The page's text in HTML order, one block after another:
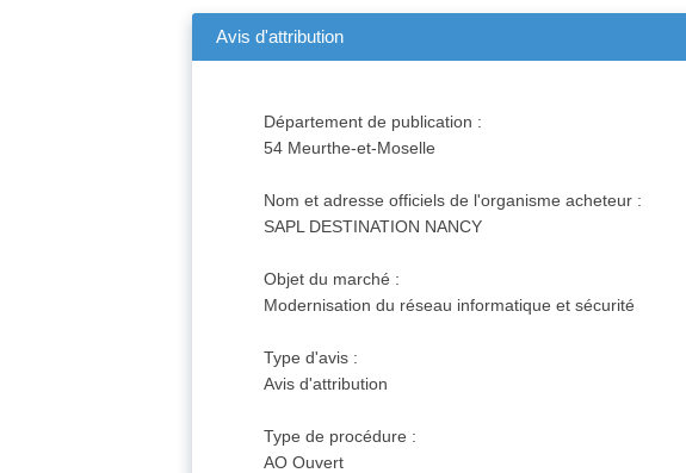
Avis d'attribution
Département de publication :
54 Meurthe-et-Moselle
Nom et adresse officiels de l'organisme acheteur :
SAPL DESTINATION NANCY
Objet du marché :
Modernisation du réseau informatique et sécurité
Type d'avis :
Avis d'attribution
Type de procédure :
AO Ouvert